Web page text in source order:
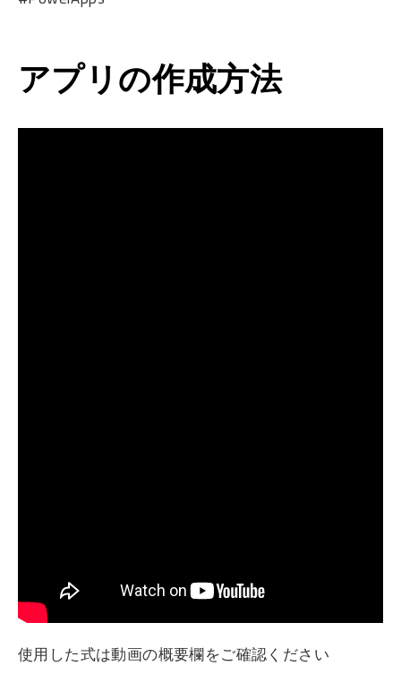
アプリの作成方法
使用した式は動画の概要欄をご確認ください